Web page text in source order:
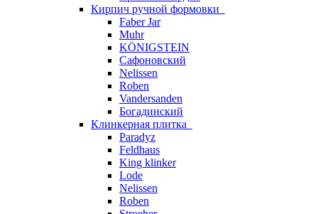
Кирпич ручной формовки
Faber Jar
Muhr
KÖNIGSTEIN
Сафоновский
Nelissen
Roben
Vandersanden
Богадинский
Клинкерная плитка
Paradyz
Feldhaus
King klinker
Lode
Nelissen
Roben